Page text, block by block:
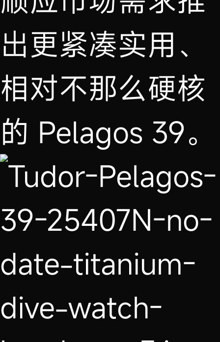
出更紧凑实用、
相对不那么硬核
的 Pelagos 39。